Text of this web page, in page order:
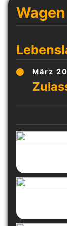
März